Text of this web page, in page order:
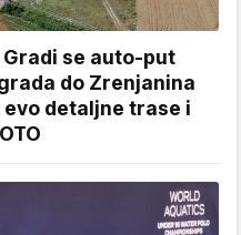
se auto-put
do Zrenjanina
detaljne trase i